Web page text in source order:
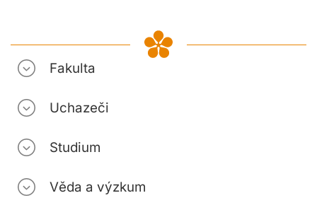
Fakulta
Uchazeči
Studium
Věda a výzkum